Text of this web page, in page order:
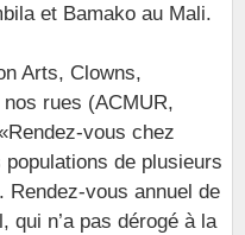
et Bamako au Mali.
Arts, Clowns,
rues (ACMUR,
vous chez
de plusieurs
Rendez-vous annuel de
qui n’a pas dérogé à la